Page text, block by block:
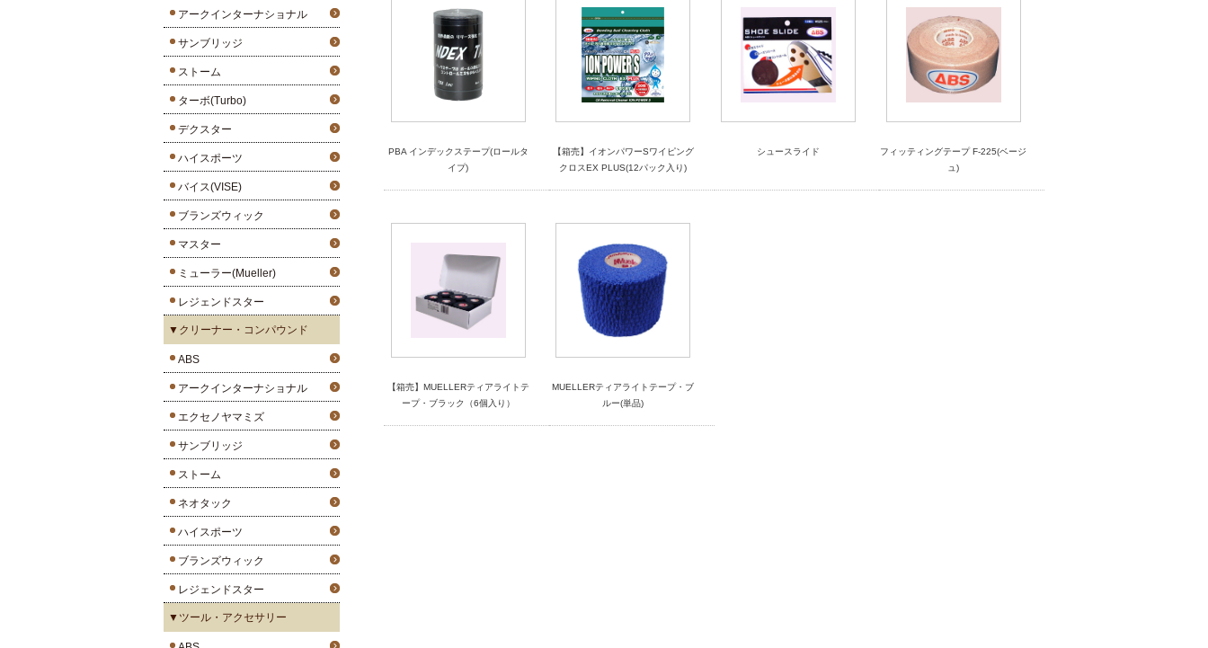
アークインターナショナル
サンブリッジ
ストーム
ターボ(Turbo)
デクスター
ハイスポーツ
バイス(VISE)
ブランズウィック
マスター
ミューラー(Mueller)
レジェンドスター
▼クリーナー・コンパウンド
ABS
アークインターナショナル
エクセノヤマミズ
サンブリッジ
ストーム
ネオタック
ハイスポーツ
ブランズウィック
レジェンドスター
▼ツール・アクセサリー
PBA インデックステープ(ロールタ
イプ)
【箱売】イオンパワーSワイピング
クロスEX PLUS(12パック入り)
シュースライド
フィッティングテープ F-225(ベージ
ュ)
【箱売】MUELLERティアライトテ
ープ・ブラック（6個入り）
MUELLERティアライトテープ・ブ
ルー(単品)